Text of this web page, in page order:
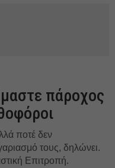
πάροχος
ποτέ δεν
τους, δηλώνει.
Επιτροπή.